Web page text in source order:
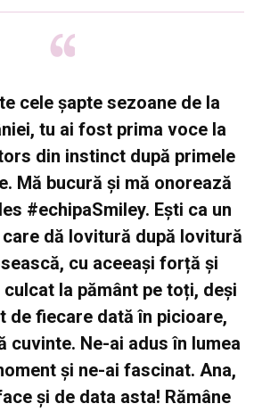
cele șapte sezoane de la
tu ai fost prima voce la
din instinct după primele
Mă bucură și mă onorează
#echipaSmiley. Ești ca un
dă lovitură după lovitură
cu aceeași forță și
la pământ pe toți, deși
de fiecare dată în picioare,
cuvinte. Ne-ai adus în lumea
și ne-ai fascinat. Ana,
și de data asta! Rămâne